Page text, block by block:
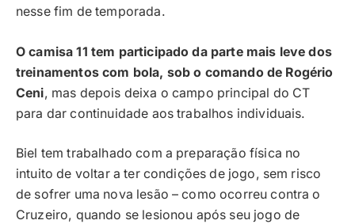
nesse fim de temporada.
O camisa 11 tem participado da parte mais leve dos
treinamentos com bola, sob o comando de Rogério
Ceni, mas depois deixa o campo principal do CT
para dar continuidade aos trabalhos individuais.
Biel tem trabalhado com a preparação física no
intuito de voltar a ter condições de jogo, sem risco
de sofrer uma nova lesão – como ocorreu contra o
Cruzeiro, quando se lesionou após seu jogo de